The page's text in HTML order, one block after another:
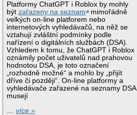
Platformy ChatGPT i Roblox by mohly
býtzařazeny na seznam
mimořádně
velkých on-line platforem nebo
internetových vyhledávačů, na něž se
vztahují zvláštní podmínky podle
nařízení o digitálních službách (DSA).
Vzhledem k tomu, že ChatGPT i Roblox
oznámily počet uživatelů nad prahovou
hodnotou DSA, je toto označení
„rozhodně možné“ a mohlo by „přijít
dříve či později“. On-line platformy a
vyhledávače zařazené na seznamy DSA
musejí
…více »